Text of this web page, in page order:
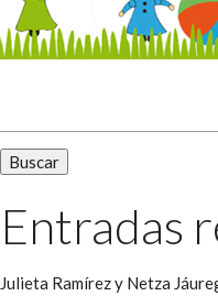
Entradas
Julieta Ramírez y Netza